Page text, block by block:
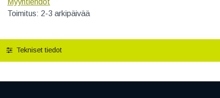
Toimitus: 2-3 arkipäivää
Tekniset tiedot